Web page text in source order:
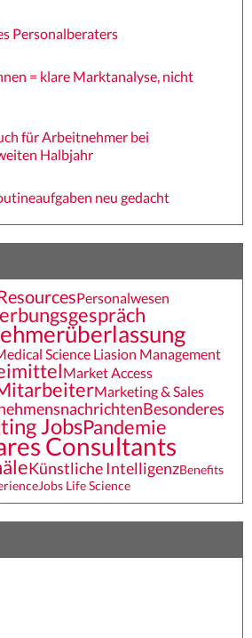
Personalberaters
= klare Marktanalyse, nicht
für Arbeitnehmer bei
Halbjahr
neu gedacht
Personalwesen
Science Liasion Management
Market Access
Marketing & Sales
Besonderes
JobsPandemie
Consultants
Künstliche IntelligenzBenefits
Jobs Life Science